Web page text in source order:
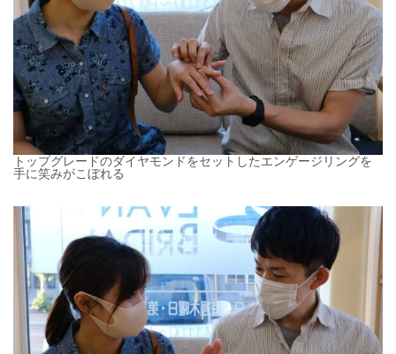
トップグレードのダイヤモンドをセットしたエンゲージリングを
手に笑みがこぼれる